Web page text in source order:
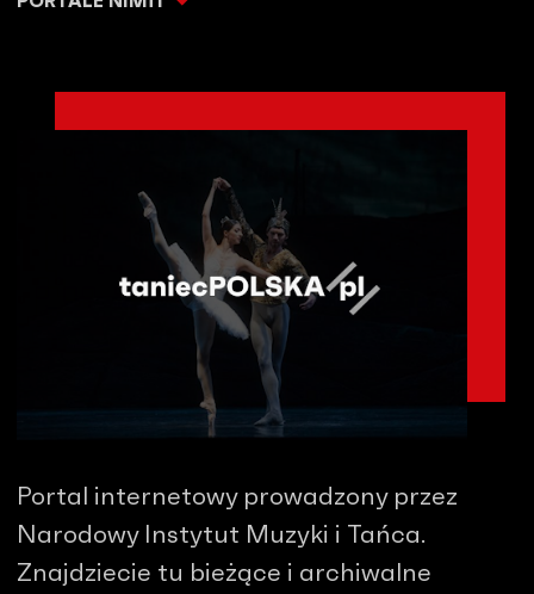
Portal internetowy prowadzony przez
Narodowy Instytut Muzyki i Tańca.
Znajdziecie tu bieżące i archiwalne